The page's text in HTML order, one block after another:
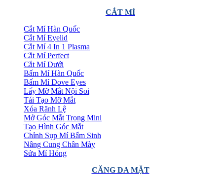
CẮT MÍ
Cắt Mí Hàn Quốc
Cắt Mí Eyelid
Cắt Mí 4 In 1 Plasma
Cắt Mí Perfect
Cắt Mí Dưới
Bấm Mí Hàn Quốc
Bấm Mí Dove Eyes
Lấy Mỡ Mắt Nội Soi
Tái Tạo Mỡ Mắt
Xóa Rãnh Lệ
Mở Góc Mắt Trong Mini
Tạo Hình Góc Mắt
Chỉnh Sụp Mí Bẩm Sinh
Nâng Cung Chân Mày
Sửa Mí Hỏng
CĂNG DA MẶT